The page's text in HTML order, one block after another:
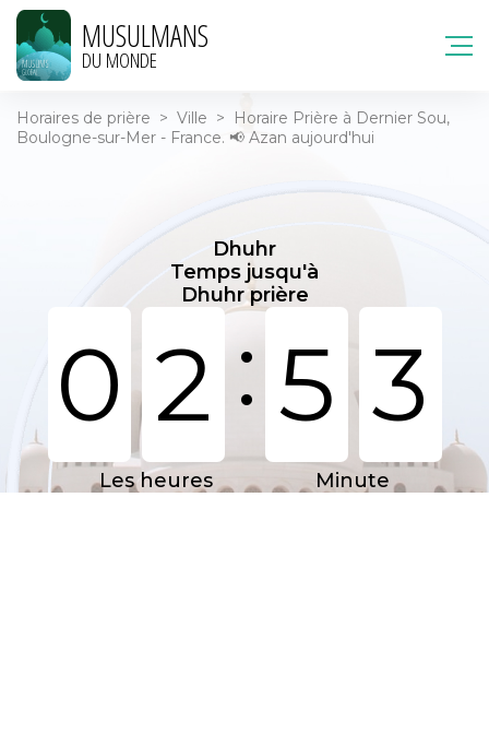
MUSULMANS
DU MONDE
Horaires de prière > Ville >
Horaire Prière à Dernier Sou,
Boulogne-sur-Mer - France. 📢 Azan aujourd'hui
Dhuhr
Temps jusqu'à
Dhuhr prière
0 2 : 5 3
Les heures Minute